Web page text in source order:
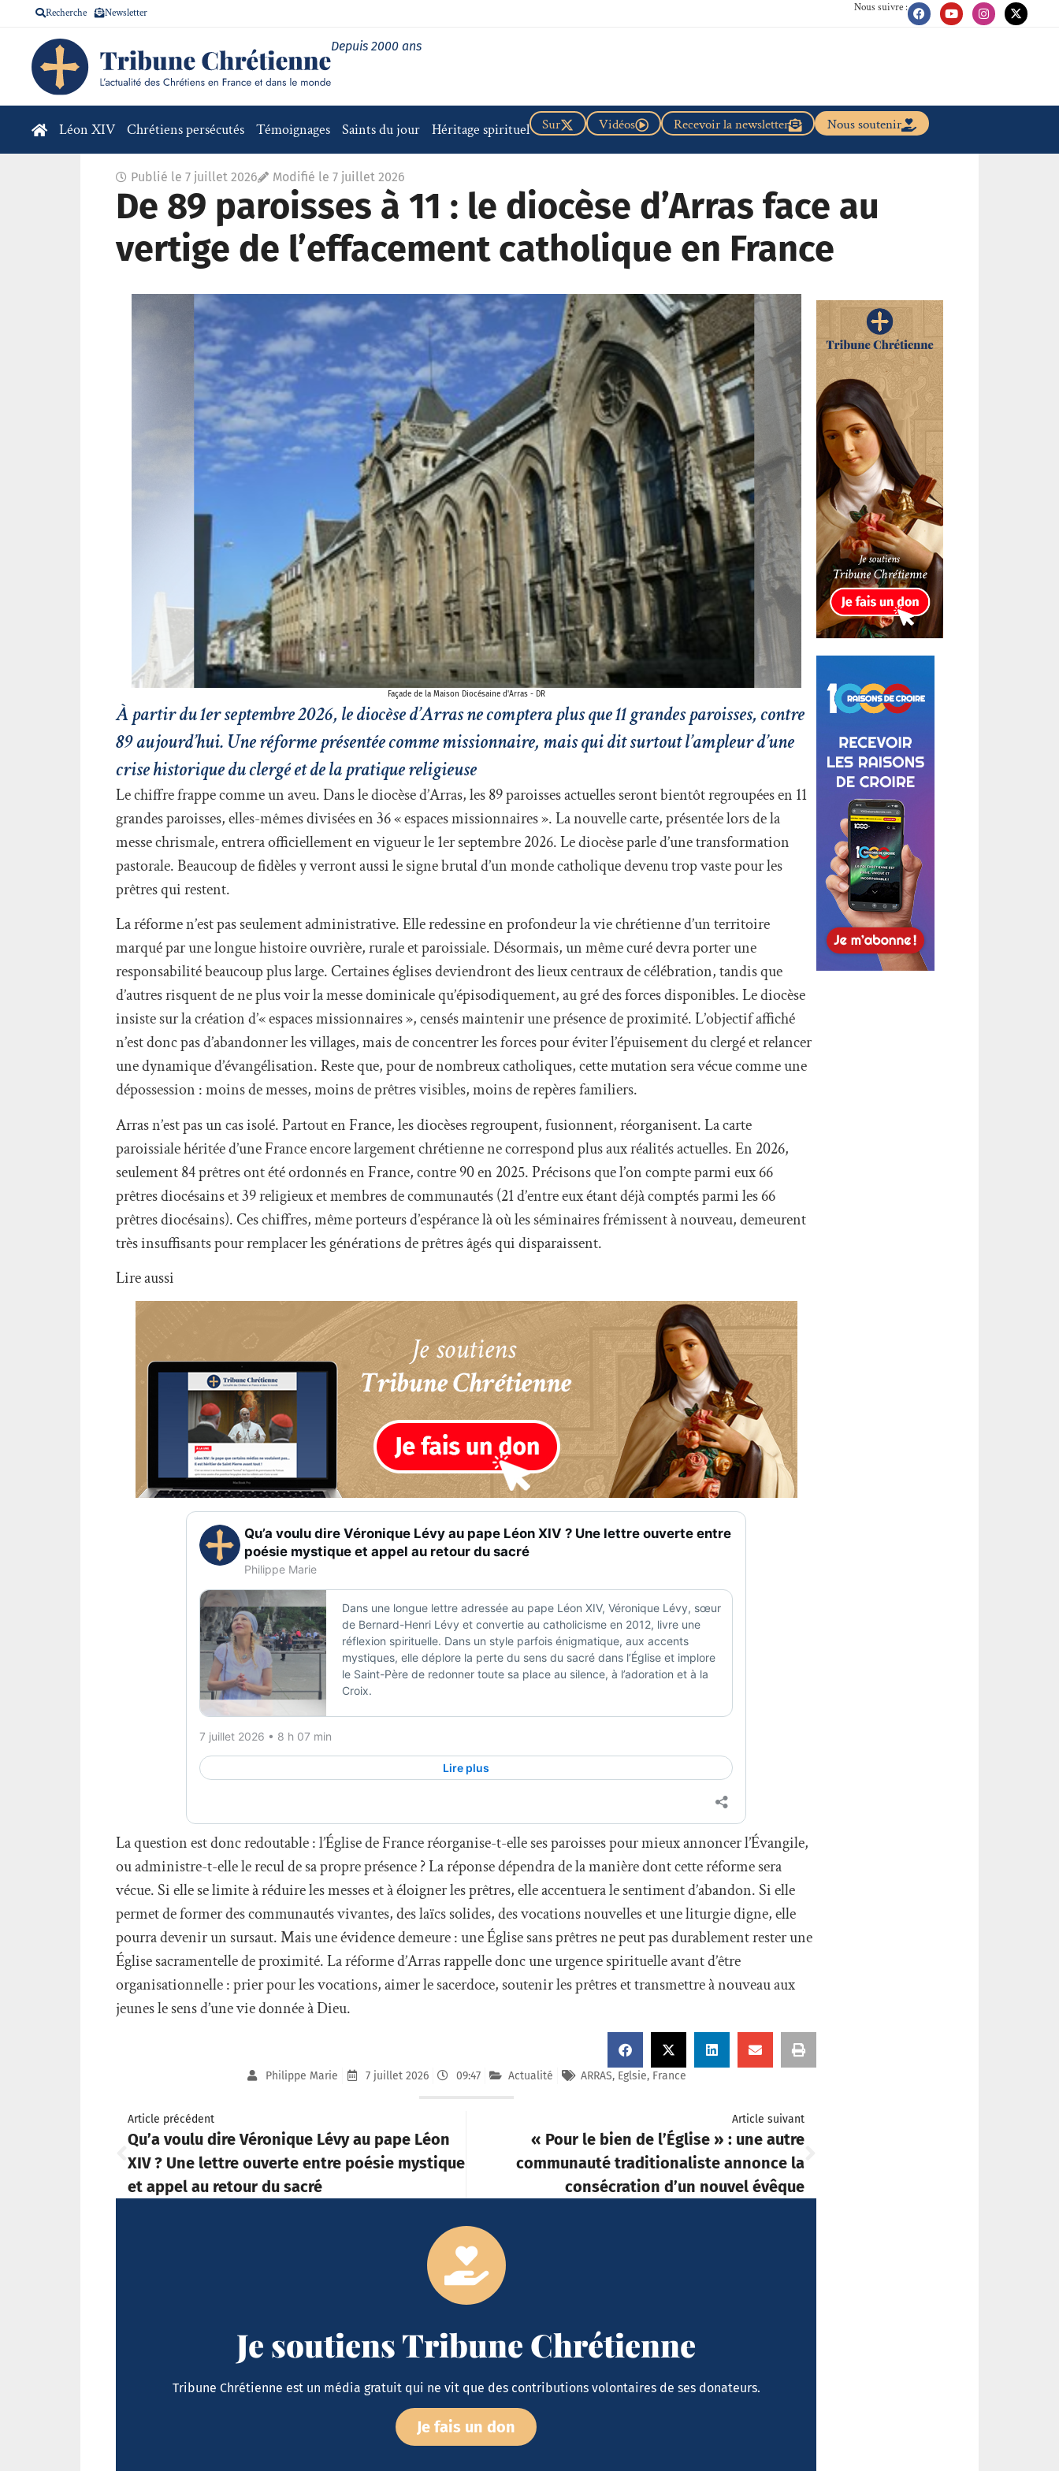
Recherche Newsletter Nous suivre :
Depuis 2000 ans
Léon XIV Chrétiens persécutés Témoignages Saints du jour Héritage spirituel Nous soutenir
Recevoir la newsletter
Vidéos
Sur
Publié le 7 juillet 2026 Modifié le 7 juillet 2026
De 89 paroisses à 11 : le diocèse d’Arras face au
vertige de l’effacement catholique en France
Façade de la Maison Diocésaine d'Arras - DR
À partir du 1er septembre 2026, le diocèse d’Arras ne comptera plus que 11 grandes paroisses, contre
89 aujourd’hui. Une réforme présentée comme missionnaire, mais qui dit surtout l’ampleur d’une
crise historique du clergé et de la pratique religieuse
Le chiffre frappe comme un aveu. Dans le diocèse d’Arras, les 89 paroisses actuelles seront bientôt regroupées en 11
grandes paroisses, elles-mêmes divisées en 36 « espaces missionnaires ». La nouvelle carte, présentée lors de la
messe chrismale, entrera officiellement en vigueur le 1er septembre 2026. Le diocèse parle d’une transformation
pastorale. Beaucoup de fidèles y verront aussi le signe brutal d’un monde catholique devenu trop vaste pour les
prêtres qui restent.
La réforme n’est pas seulement administrative. Elle redessine en profondeur la vie chrétienne d’un territoire
marqué par une longue histoire ouvrière, rurale et paroissiale. Désormais, un même curé devra porter une
responsabilité beaucoup plus large. Certaines églises deviendront des lieux centraux de célébration, tandis que
d’autres risquent de ne plus voir la messe dominicale qu’épisodiquement, au gré des forces disponibles. Le diocèse
insiste sur la création d’« espaces missionnaires », censés maintenir une présence de proximité. L’objectif affiché
n’est donc pas d’abandonner les villages, mais de concentrer les forces pour éviter l’épuisement du clergé et relancer
une dynamique d’évangélisation. Reste que, pour de nombreux catholiques, cette mutation sera vécue comme une
dépossession : moins de messes, moins de prêtres visibles, moins de repères familiers.
Arras n’est pas un cas isolé. Partout en France, les diocèses regroupent, fusionnent, réorganisent. La carte
paroissiale héritée d’une France encore largement chrétienne ne correspond plus aux réalités actuelles. En 2026,
seulement 84 prêtres ont été ordonnés en France, contre 90 en 2025. Précisons que l’on compte parmi eux 66
prêtres diocésains et 39 religieux et membres de communautés (21 d’entre eux étant déjà comptés parmi les 66
prêtres diocésains). Ces chiffres, même porteurs d’espérance là où les séminaires frémissent à nouveau, demeurent
très insuffisants pour remplacer les générations de prêtres âgés qui disparaissent.
Lire aussi
La question est donc redoutable : l’Église de France réorganise-t-elle ses paroisses pour mieux annoncer l’Évangile,
ou administre-t-elle le recul de sa propre présence ? La réponse dépendra de la manière dont cette réforme sera
vécue. Si elle se limite à réduire les messes et à éloigner les prêtres, elle accentuera le sentiment d’abandon. Si elle
permet de former des communautés vivantes, des laïcs solides, des vocations nouvelles et une liturgie digne, elle
pourra devenir un sursaut. Mais une évidence demeure : une Église sans prêtres ne peut pas durablement rester une
Église sacramentelle de proximité. La réforme d’Arras rappelle donc une urgence spirituelle avant d’être
organisationnelle : prier pour les vocations, aimer le sacerdoce, soutenir les prêtres et transmettre à nouveau aux
jeunes le sens d’une vie donnée à Dieu.
Philippe Marie 7 juillet 2026 09:47 Actualité ARRAS, Eglsie, France
Article précédent
Qu’a voulu dire Véronique Lévy au pape Léon
XIV ? Une lettre ouverte entre poésie mystique
et appel au retour du sacré
Article suivant
« Pour le bien de l’Église » : une autre
communauté traditionaliste annonce la
consécration d’un nouvel évêque
Je soutiens Tribune Chrétienne
Tribune Chrétienne est un média gratuit qui ne vit que des contributions volontaires de ses donateurs.
Je fais un don